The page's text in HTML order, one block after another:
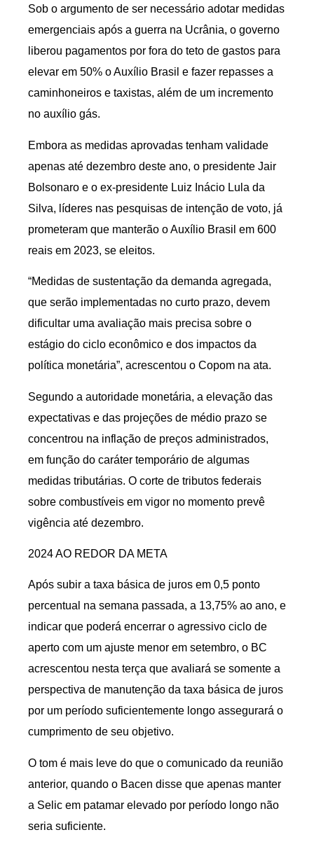
Sob o argumento de ser necessário adotar medidas
emergenciais após a guerra na Ucrânia, o governo
liberou pagamentos por fora do teto de gastos para
elevar em 50% o Auxílio Brasil e fazer repasses a
caminhoneiros e taxistas, além de um incremento
no auxílio gás.
Embora as medidas aprovadas tenham validade
apenas até dezembro deste ano, o presidente Jair
Bolsonaro e o ex-presidente Luiz Inácio Lula da
Silva, líderes nas pesquisas de intenção de voto, já
prometeram que manterão o Auxílio Brasil em 600
reais em 2023, se eleitos.
“Medidas de sustentação da demanda agregada,
que serão implementadas no curto prazo, devem
dificultar uma avaliação mais precisa sobre o
estágio do ciclo econômico e dos impactos da
política monetária”, acrescentou o Copom na ata.
Segundo a autoridade monetária, a elevação das
expectativas e das projeções de médio prazo se
concentrou na inflação de preços administrados,
em função do caráter temporário de algumas
medidas tributárias. O corte de tributos federais
sobre combustíveis em vigor no momento prevê
vigência até dezembro.
2024 AO REDOR DA META
Após subir a taxa básica de juros em 0,5 ponto
percentual na semana passada, a 13,75% ao ano, e
indicar que poderá encerrar o agressivo ciclo de
aperto com um ajuste menor em setembro, o BC
acrescentou nesta terça que avaliará se somente a
perspectiva de manutenção da taxa básica de juros
por um período suficientemente longo assegurará o
cumprimento de seu objetivo.
O tom é mais leve do que o comunicado da reunião
anterior, quando o Bacen disse que apenas manter
a Selic em patamar elevado por período longo não
seria suficiente.